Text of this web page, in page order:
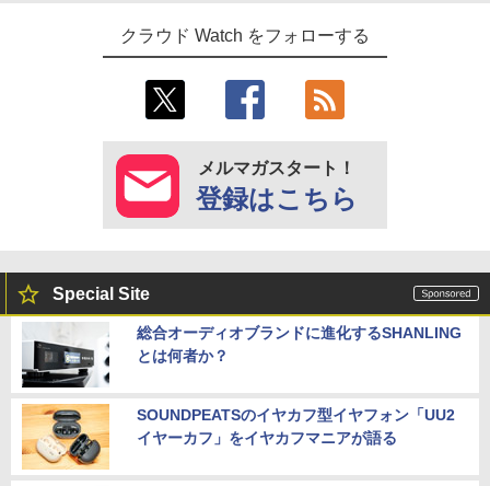
クラウド Watch をフォローする
メルマガスタート！
登録はこちら
Special Site
総合オーディオブランドに進化するSHANLING
とは何者か？
SOUNDPEATSのイヤカフ型イヤフォン「UU2
イヤーカフ」をイヤカフマニアが語る